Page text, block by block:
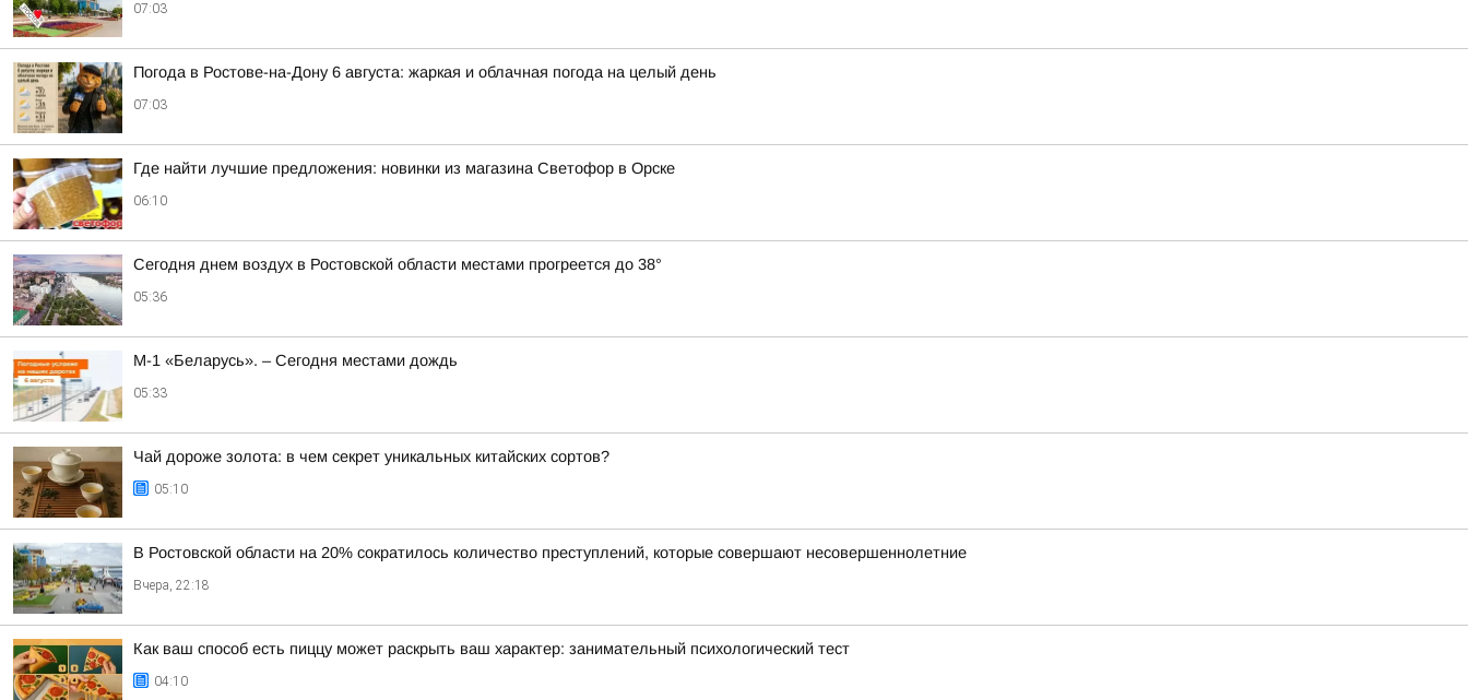
07:03
Погода в Ростове-на-Дону 6 августа: жаркая и облачная погода на целый день
07:03
Где найти лучшие предложения: новинки из магазина Светофор в Орске
06:10
Сегодня днем воздух в Ростовской области местами прогреется до 38°
05:36
М-1 «Беларусь». – Сегодня местами дождь
05:33
Чай дороже золота: в чем секрет уникальных китайских сортов?
05:10
В Ростовской области на 20% сократилось количество преступлений, которые совершают несовершеннолетние
Вчера, 22:18
Как ваш способ есть пиццу может раскрыть ваш характер: занимательный психологический тест
04:10